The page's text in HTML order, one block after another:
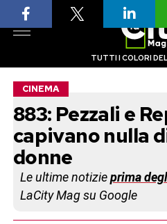
TUTTI I COLORI
CINEMA
883: Pezzali e
capivano nulla
donne
Le ultime notizieprima
LaCity Mag su Google